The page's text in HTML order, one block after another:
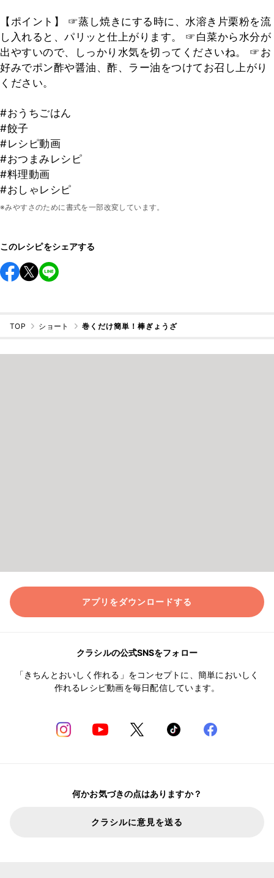
【ポイント】 ☞蒸し焼きにする時に、水溶き片栗粉を流
し入れると、パリッと仕上がります。 ☞白菜から水分が
出やすいので、しっかり水気を切ってくださいね。 ☞お
好みでポン酢や醤油、酢、ラー油をつけてお召し上がり
ください。
#おうちごはん
#餃子
#レシピ動画
#おつまみレシピ
#料理動画
#おしゃレシピ
※みやすさのために書式を一部改変しています。
このレシピをシェアする
TOP ショート 巻くだけ簡単！棒ぎょうざ
アプリをダウンロードする
クラシルの公式SNSをフォロー
「きちんとおいしく作れる」をコンセプトに、簡単においしく
作れるレシピ動画を毎日配信しています。
何かお気づきの点はありますか？
クラシルに意見を送る